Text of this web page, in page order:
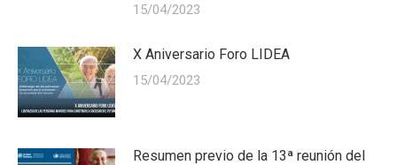
15/04/2023
X Aniversario Foro LIDEA
15/04/2023
Resumen previo de la 13ª reunión del